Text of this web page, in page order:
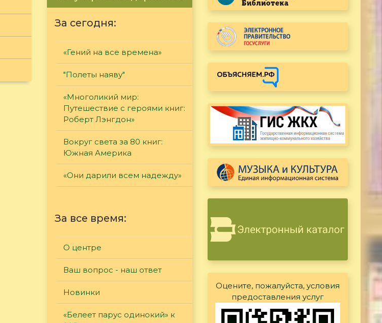
За сегодня:
«Гений на все времена»
"Полеты наяву"
«Многоликий мир:
Путешествие с героями книг:
Роберт Лэнгдон»
Вокруг света за 80 книг:
Южная Америка
«Они дарили всем надежду»
За все время:
О центре
Ваш вопрос - наш ответ
Новинки
«Белеет парус одинокий» к
Оцените, пожалуйста, условия
предоставления услуг